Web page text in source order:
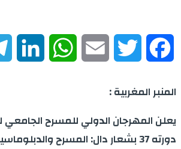
Facebook
Twitter
Email
WhatsApp
المنبر المغربية :
يعلن المهرجان الدولي للمسرح الجامعي
دورته 37 بشعار دال: المسرح والدبلوماسية الفنية والثقافية